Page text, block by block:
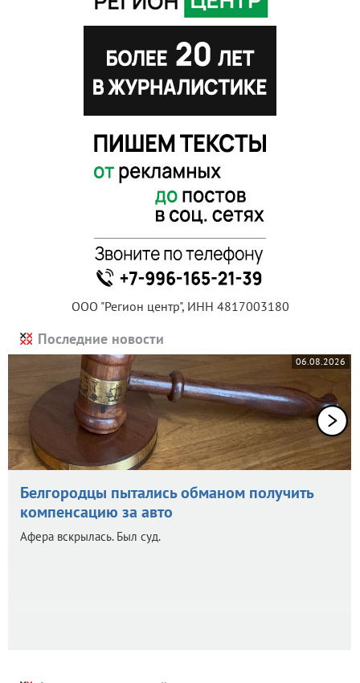
ООО "Регион центр", ИНН 4817003180
Последние новости
06.08.2026
Белгородцы пытались обманом получить
компенсацию за авто
Афера вскрылась. Был суд.